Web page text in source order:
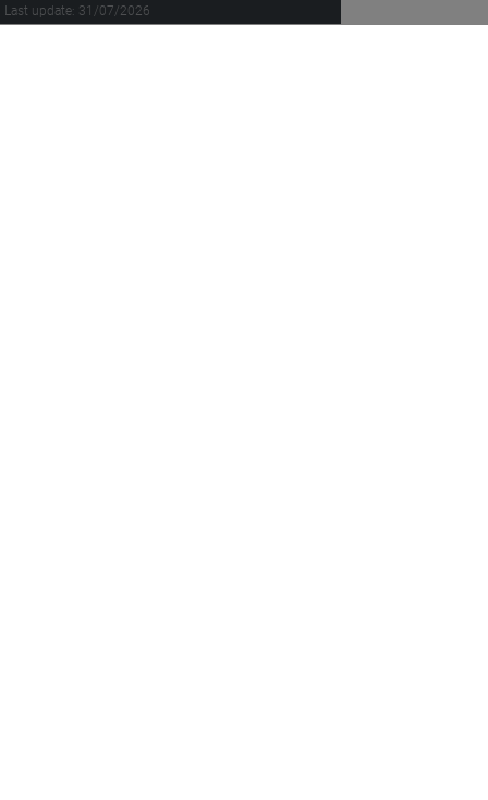
Last update: 31/07/2026